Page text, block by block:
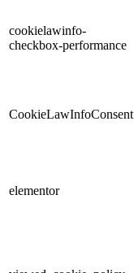
cookielawinfo-
checkbox-performance
CookieLawInfoConsent
elementor